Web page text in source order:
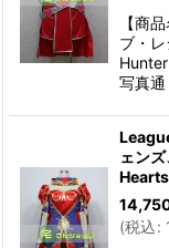
【商
ブ・
写真
ェン
(税込: